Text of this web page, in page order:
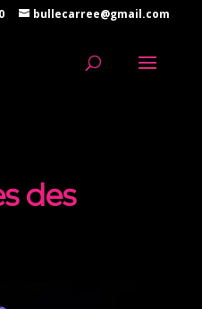
bullecarree@gmail.com
des